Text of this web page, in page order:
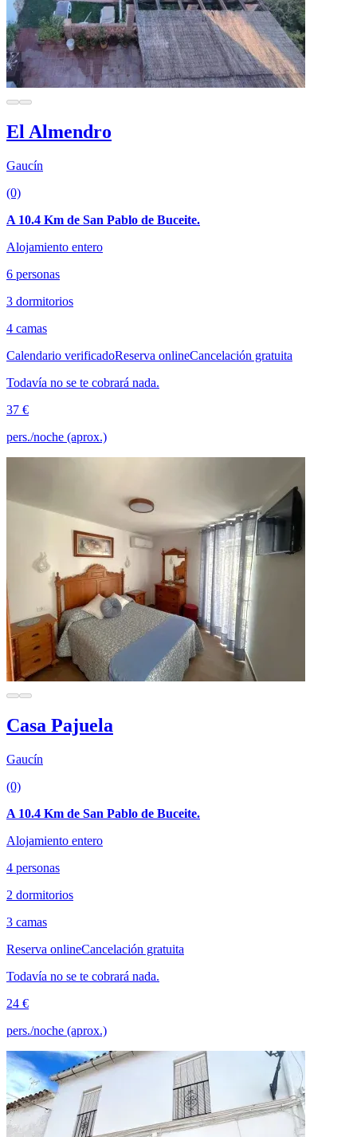
El Almendro
Gaucín
(0)
A 10.4 Km de San Pablo de Buceite.
Alojamiento entero
6 personas
3 dormitorios
4 camas
Calendario verificadoReserva onlineCancelación gratuita
Todavía no se te cobrará nada.
37 €
pers./noche (aprox.)
Casa Pajuela
Gaucín
(0)
A 10.4 Km de San Pablo de Buceite.
Alojamiento entero
4 personas
2 dormitorios
3 camas
Reserva onlineCancelación gratuita
Todavía no se te cobrará nada.
24 €
pers./noche (aprox.)